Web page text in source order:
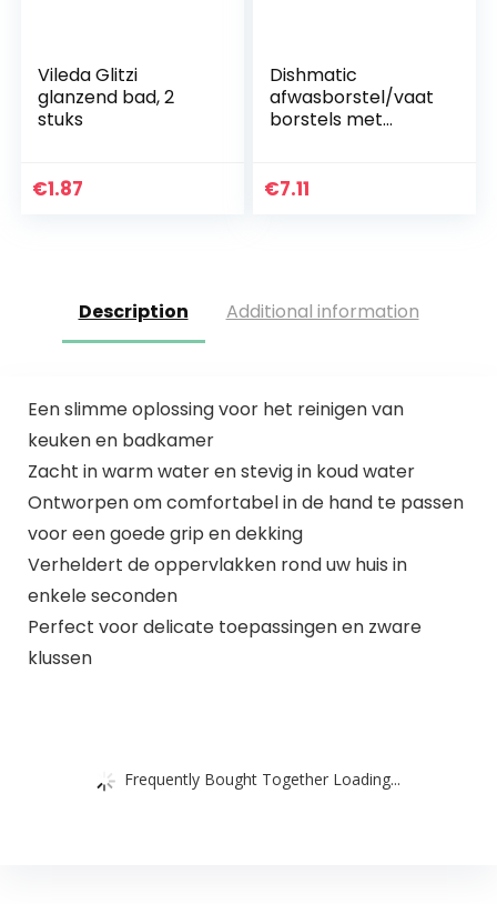
Vileda Glitzi
glanzend bad, 2
stuks
€1.87
Dishmatic
afwasborstel/vaat
borstels met
€7.11
Description Additional information
Een slimme oplossing voor het reinigen van
keuken en badkamer
Zacht in warm water en stevig in koud water
Ontworpen om comfortabel in de hand te passen
voor een goede grip en dekking
Verheldert de oppervlakken rond uw huis in
enkele seconden
Perfect voor delicate toepassingen en zware
klussen
Frequently Bought Together Loading...